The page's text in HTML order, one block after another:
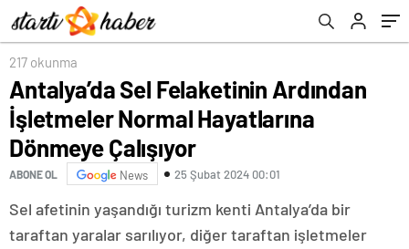
Çalışıyor
217 okunma
Antalya’da Sel Felaketinin Ardından
İşletmeler Normal Hayatlarına
Dönmeye Çalışıyor
ABONE OL News 25 Şubat 2024 00:01
Sel afetinin yaşandığı turizm kenti Antalya’da bir
taraftan yaralar sarılıyor, diğer taraftan işletmeler